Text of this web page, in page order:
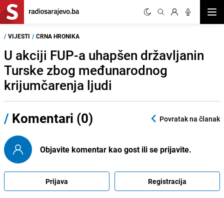
/ VIJESTI / CRNA HRONIKA
U akciji FUP-a uhapšen državljanin
Turske zbog međunarodnog
krijumčarenja ljudi
/ Komentari (0) Povratak na članak
Objavite komentar kao gost ili se prijavite.
Prijava Registracija